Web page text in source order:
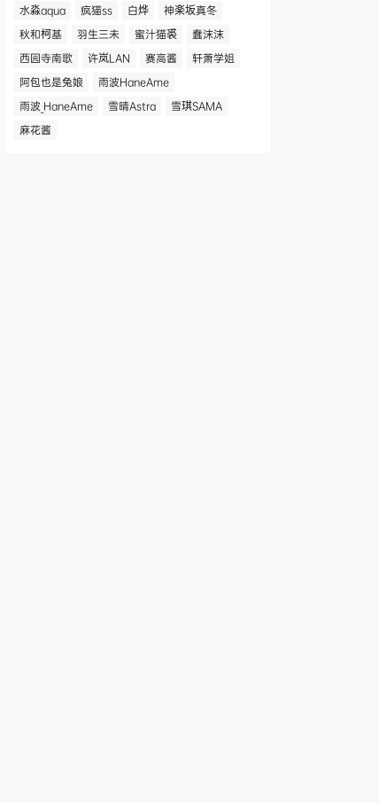
水淼aqua
疯猫ss 白烨
神楽坂真冬
秋和柯基
羽生三未 蜜汁猫裘
蠢沫沫
西园寺南歌
许岚LAN 赛高酱
轩萧学姐
阿包也是兔娘
雨波HaneAme
雨波_HaneAme
雪晴Astra
雪琪SAMA
麻花酱